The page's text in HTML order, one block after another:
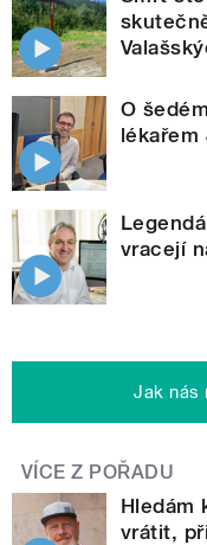
O
lékařem
vracejí
Jak nás
VÍCE Z POŘADU
Hledám
vrátit,